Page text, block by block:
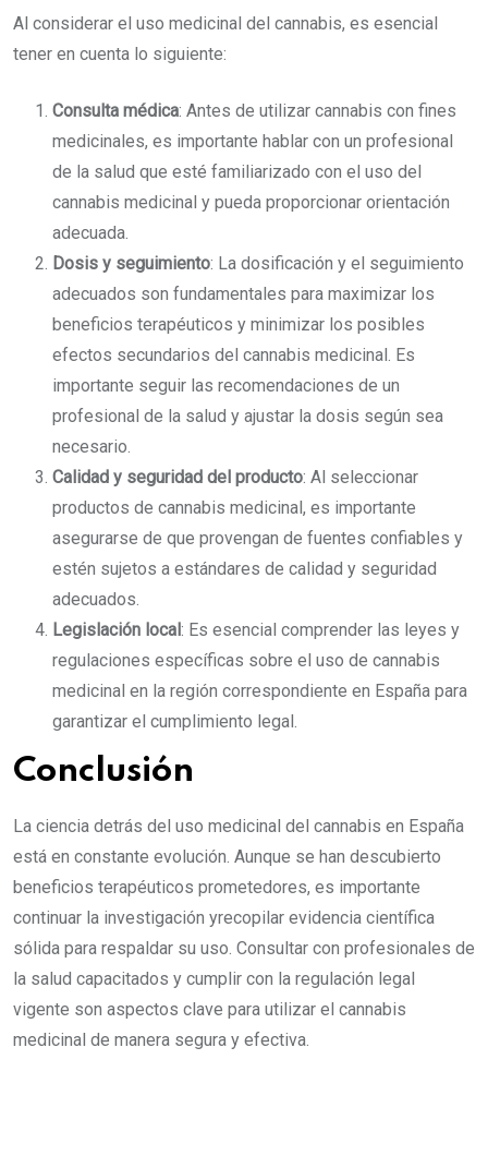
Al considerar el uso medicinal del cannabis, es esencial
tener en cuenta lo siguiente:
Consulta médica: Antes de utilizar cannabis con fines
medicinales, es importante hablar con un profesional
de la salud que esté familiarizado con el uso del
cannabis medicinal y pueda proporcionar orientación
adecuada.
Dosis y seguimiento: La dosificación y el seguimiento
adecuados son fundamentales para maximizar los
beneficios terapéuticos y minimizar los posibles
efectos secundarios del cannabis medicinal. Es
importante seguir las recomendaciones de un
profesional de la salud y ajustar la dosis según sea
necesario.
Calidad y seguridad del producto: Al seleccionar
productos de cannabis medicinal, es importante
asegurarse de que provengan de fuentes confiables y
estén sujetos a estándares de calidad y seguridad
adecuados.
Legislación local: Es esencial comprender las leyes y
regulaciones específicas sobre el uso de cannabis
medicinal en la región correspondiente en España para
garantizar el cumplimiento legal.
Conclusión
La ciencia detrás del uso medicinal del cannabis en España
está en constante evolución. Aunque se han descubierto
beneficios terapéuticos prometedores, es importante
continuar la investigación yrecopilar evidencia científica
sólida para respaldar su uso. Consultar con profesionales de
la salud capacitados y cumplir con la regulación legal
vigente son aspectos clave para utilizar el cannabis
medicinal de manera segura y efectiva.